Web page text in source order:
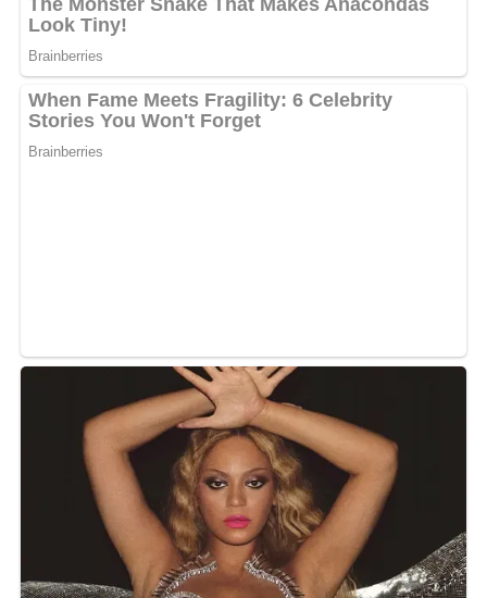
Sa disparition progressive des écrans avait intrigué ses
abonnés. Si certains pensaient à une pause créative ou à
la préparation d’un nouveau spectacle, c’est finalement
la paternité qui justifie cette parenthèse. Et visiblement,
l’humoriste savoure chaque instant de ce nouveau rôle.
Discret sur sa vie privée, il partage peu de choses
concernant sa compagne, avec qui il est en couple
depuis quelque temps. Mais avec cette photo désormais
virale, les internautes pourraient bien tenter d’en savoir